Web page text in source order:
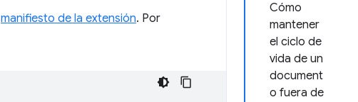
Cómo
mantener
el ciclo de
vida de un
document
o fuera de
manifiesto de la extensión. Por